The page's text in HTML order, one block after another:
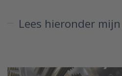
Lees hieronder mijn